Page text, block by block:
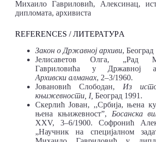
Михаило Гавриловић, Алексинац,
дипломата, архивиста
REFERENCES / ЛИТЕРАТУРA
Закон о Државној архиви, Београд
Јелисаветов Олга, „Рад
Гавриловића у Државној
Архивски алманах, 2–3/1960.
Јовановић Слободан, Из
књижевности, I, Београд 1991.
Скерлић Јован, ,,Србија, њена
њена књижевност”, Босанска
XXV, 3–6/1900. Софронић
„Научник на специјалном